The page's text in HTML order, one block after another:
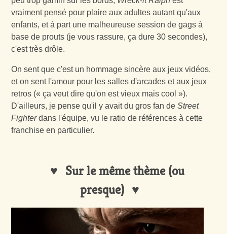
vraiment pensé pour plaire aux adultes autant qu'aux
enfants, et à part une malheureuse session de gags à
base de prouts (je vous rassure, ça dure 30 secondes),
c'est très drôle.
On sent que c'est un hommage sincère aux jeux vidéos,
et on sent l'amour pour les salles d'arcades et aux jeux
retros (« ça veut dire qu'on est vieux mais cool »).
D'ailleurs, je pense qu'il y avait du gros fan deStreet
Fighterdans l'équipe, vu le ratio de références à cette
franchise en particulier.
Sur le même thème (ou
presque)